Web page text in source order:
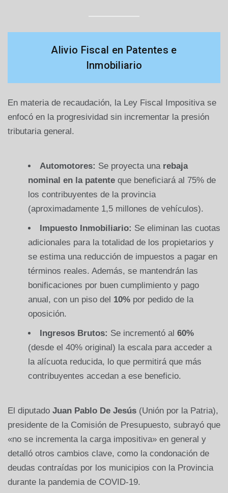
Alivio Fiscal en Patentes e
Inmobiliario
En materia de recaudación, la Ley Fiscal Impositiva se
enfocó en la progresividad sin incrementar la presión
tributaria general.
Automotores: Se proyecta una rebaja
nominal en la patente que beneficiará al 75% de
los contribuyentes de la provincia
(aproximadamente 1,5 millones de vehículos).
Impuesto Inmobiliario: Se eliminan las cuotas
adicionales para la totalidad de los propietarios y
se estima una reducción de impuestos a pagar en
términos reales. Además, se mantendrán las
bonificaciones por buen cumplimiento y pago
anual, con un piso del 10% por pedido de la
oposición.
Ingresos Brutos: Se incrementó al 60%
(desde el 40% original) la escala para acceder a
la alícuota reducida, lo que permitirá que más
contribuyentes accedan a ese beneficio.
El diputado Juan Pablo De Jesús (Unión por la Patria),
presidente de la Comisión de Presupuesto, subrayó que
«no se incrementa la carga impositiva» en general y
detalló otros cambios clave, como la condonación de
deudas contraídas por los municipios con la Provincia
durante la pandemia de COVID-19.